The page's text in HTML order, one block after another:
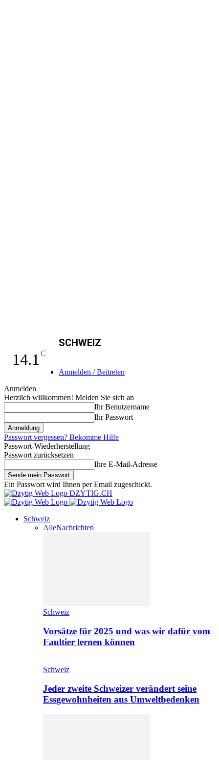
14.1 C
SCHWEIZ
Anmelden / Beitreten
Anmelden
Herzlich willkommen! Melden Sie sich an
Ihr Benutzername
Ihr Passwort
Passwort vergessen? Bekomme Hilfe
Passwort-Wiederherstellung
Passwort zurücksetzen
Ihre E-Mail-Adresse
Ein Passwort wird Ihnen per Email zugeschickt.
DZYTIG.CH
Schweiz
AlleNachrichten
Schweiz
Vorsätze für 2025 und was wir dafür vom
Faultier lernen können
Schweiz
Jeder zweite Schweizer verändert seine
Essgewohnheiten aus Umweltbedenken